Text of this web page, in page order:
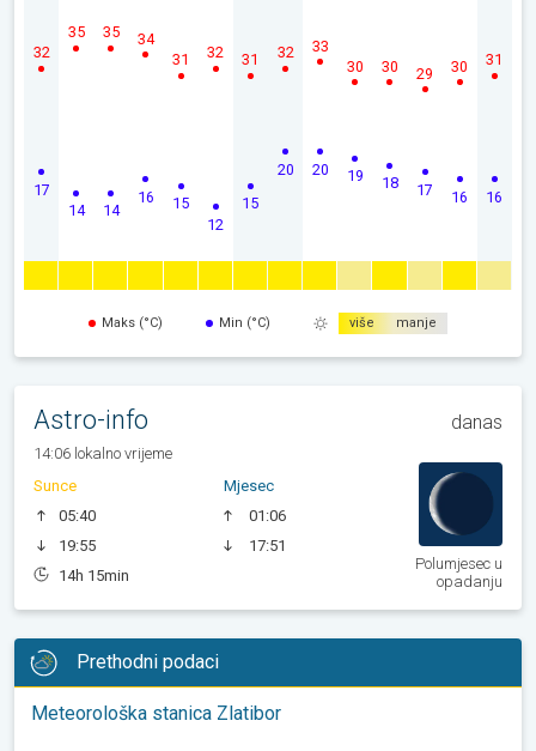
17
32
14
35
14
35
16
34
15
31
12
32
15
31
20
32
20
33
19
30
18
30
17
29
16
30
16
31
Maks (°C) Min (°C) više manje
Astro-info danas
14:06 lokalno vrijeme
Sunce
05:40
19:55
14h 15min
Mjesec
01:06
17:51
Polumjesec u
opadanju
Prethodni podaci
Meteorološka stanica Zlatibor